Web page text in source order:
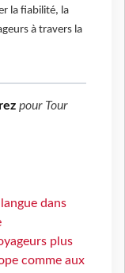
la fiabilité, la
à travers la
pour Tour
dans
plus
comme aux